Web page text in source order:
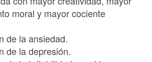
moral y mayor cociente
de la ansiedad.
de la depresión.